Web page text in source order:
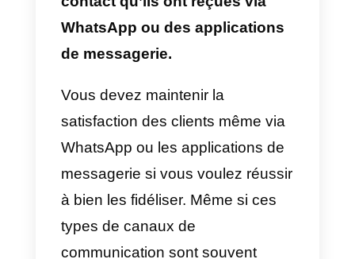
à l’esprit que ces types de
ont tendance à être très directs,
par conséquent, vous devez
savoir quand envoyer des
promotions, comment les
proposer et combien de fois les
client.